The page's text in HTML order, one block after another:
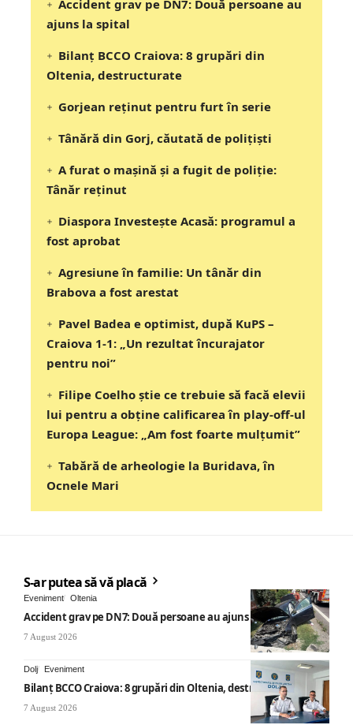
Accident grav pe DN7: Două persoane au
ajuns la spital
Bilanț BCCO Craiova: 8 grupări din
Oltenia, destructurate
Gorjean reținut pentru furt în serie
Tânără din Gorj, căutată de polițiști
A furat o mașină și a fugit de poliție:
Tânăr reținut
Diaspora Investește Acasă: programul a
fost aprobat
Agresiune în familie: Un tânăr din
Brabova a fost arestat
Pavel Badea e optimist, după KuPS –
Craiova 1-1: „Un rezultat încurajator
pentru noi”
Filipe Coelho știe ce trebuie să facă elevii
lui pentru a obține calificarea în play-off-ul
Europa League: „Am fost foarte mulțumit”
Tabără de arheologie la Buridava, în
Ocnele Mari
S-ar putea să vă placă
Eveniment Oltenia
Accident grav pe DN7: Două persoane au ajuns la spital
7 August 2026
Dolj Eveniment
Bilanț BCCO Craiova: 8 grupări din Oltenia, destructurate
7 August 2026